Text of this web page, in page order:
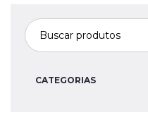
CATEGORIAS